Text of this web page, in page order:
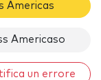
Americas
Americaso
un errore